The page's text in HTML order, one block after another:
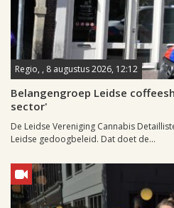
Regio, , 8 augustus 2026, 12:12
Belangengroep Leidse
sector'
De Leidse Vereniging Cannabis
Leidse gedoogbeleid. Dat doet de...